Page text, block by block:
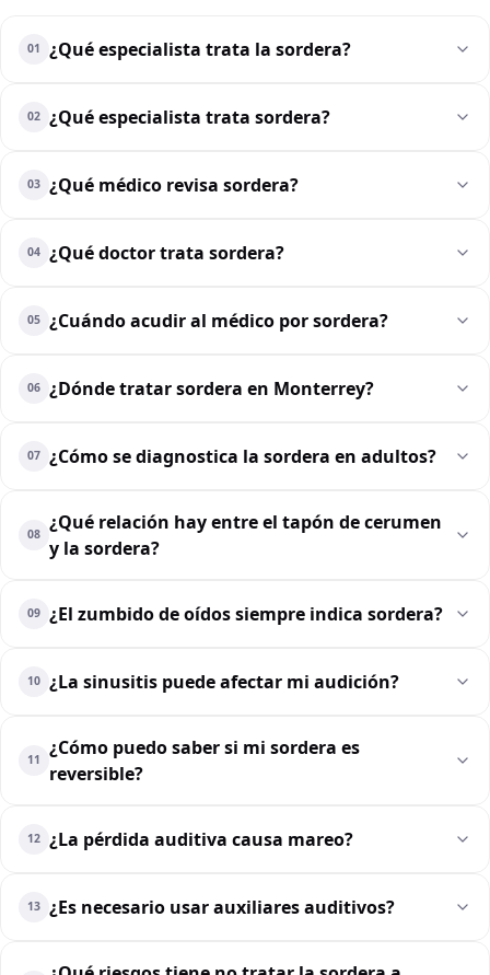
01 ¿Qué especialista trata la sordera?
02 ¿Qué especialista trata sordera?
03 ¿Qué médico revisa sordera?
04 ¿Qué doctor trata sordera?
05 ¿Cuándo acudir al médico por sordera?
06 ¿Dónde tratar sordera en Monterrey?
07 ¿Cómo se diagnostica la sordera en adultos?
08
¿Qué relación hay entre el tapón de cerumen
y la sordera?
09 ¿El zumbido de oídos siempre indica sordera?
10 ¿La sinusitis puede afectar mi audición?
11
¿Cómo puedo saber si mi sordera es
reversible?
12 ¿La pérdida auditiva causa mareo?
13 ¿Es necesario usar auxiliares auditivos?